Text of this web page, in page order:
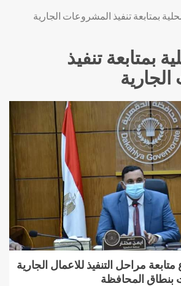
بمتابعة تنفيذ المشروعات الجارية
بمتابعة تنفيذ
مراحل التنفيذ للاعمال الجارية
بنطاق المحافظة